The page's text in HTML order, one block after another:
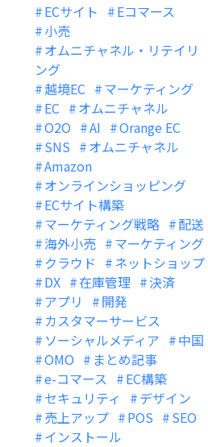
ECサイト
Eコマース
小売
オムニチャネル・リテイリ
ング
越境EC
マーケティング
EC
オムニチャネル
O2O
AI
Orange EC
SNS
オムニチャネル
Amazon
オンラインショッピング
ECサイト構築
マーケティング戦略
配送
海外小売
マーケティング
クラウド
ネットショップ
DX
在庫管理
決済
アプリ
開発
カスタマーサービス
ソーシャルメディア
中国
OMO
まとめ記事
e-コマース
EC構築
セキュリティ
デザイン
売上アップ
POS
SEO
インストール